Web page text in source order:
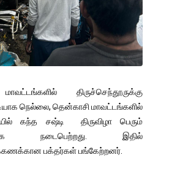
திருச்செந்தூருக்கு
நெல்லை, தென்காசி மாவட்டங்களில்
கந்த சஷ்டி திருவிழா பெரும்
நடைபெற்றது. இதில்
பக்தர்கள் பங்கேற்றனர்.